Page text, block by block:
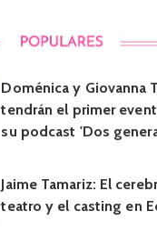
Doménica y Giovanna
tendrán el primer
su podcast 'Dos
Jaime Tamariz: El
teatro y el casting en